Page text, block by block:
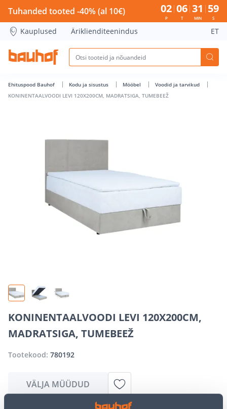
KONINENTAALVOODI LEVI 120X200CM, MADRATSIGA,
Tuhanded tooted -40% (al 10€) 02
P
06
T
31
MIN
59
S
Kauplused Äriklienditeenindus ET
Ehituspood Bauhof Kodu ja sisustus Mööbel
Voodid ja tarvikud
KONINENTAALVOODI LEVI 120X200CM, MADRATSIGA, TUMEBEEŽ
KONINENTAALVOODI LEVI 120X200CM,
MADRATSIGA, TUMEBEEŽ
Tootekood: 780192
VÄLJA MÜÜDUD